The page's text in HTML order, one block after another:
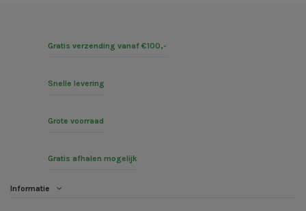
Gratis verzending vanaf €100,-
Snelle levering
Grote voorraad
Gratis afhalen mogelijk
Informatie